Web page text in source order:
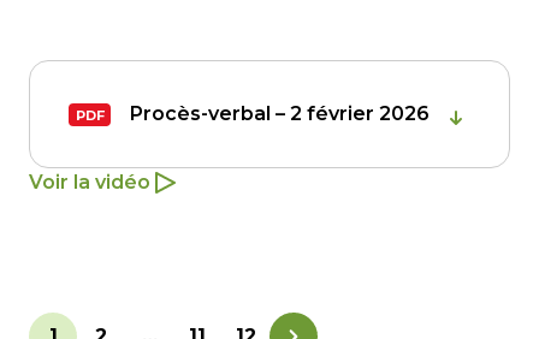
Procès-verbal – 2 février 2026
Voir la vidéo